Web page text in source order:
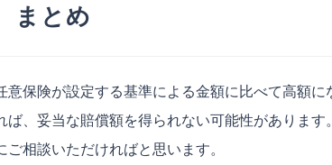
まとめ
保険が設定する基準による金額に比べて高額に
、妥当な賠償額を得られない可能性があります。
相談いただければと思います。